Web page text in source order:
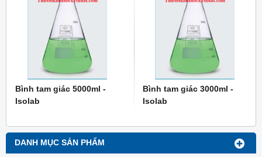
DANH MỤC SẢN PHẨM
Bình tam giác 5000ml -
Isolab
Bình tam giác 3000ml -
Isolab